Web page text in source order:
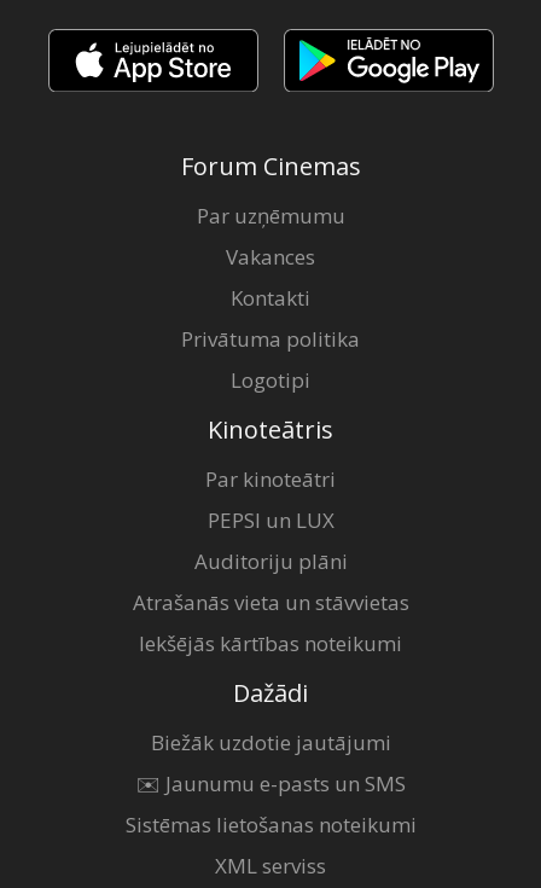
Forum Cinemas
Par uzņēmumu
Vakances
Kontakti
Privātuma politika
Logotipi
Kinoteātris
Par kinoteātri
PEPSI un LUX
Auditoriju plāni
Atrašanās vieta un stāvvietas
Iekšējās kārtības noteikumi
Dažādi
Biežāk uzdotie jautājumi
✉️ Jaunumu e-pasts un SMS
Sistēmas lietošanas noteikumi
XML serviss